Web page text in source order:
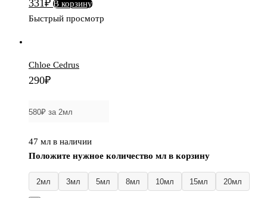
331₽ В корзину
Быстрый просмотр
Chloe Cedrus
290₽
47 мл в наличии
Положите нужное количество мл в корзину
2мл 3мл 5мл 8мл 10мл 15мл 20мл